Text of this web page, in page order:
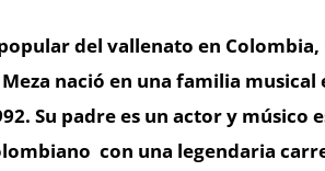
del vallenato en Colombia,
nació en una familia
Su padre es un actor y músico
con una legendaria